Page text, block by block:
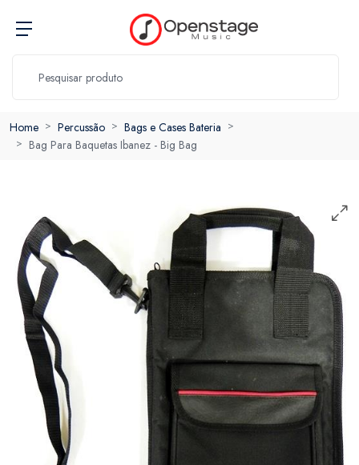
Home Percussão
Bags e Cases Bateria
Bag Para Baquetas Ibanez - Big Bag